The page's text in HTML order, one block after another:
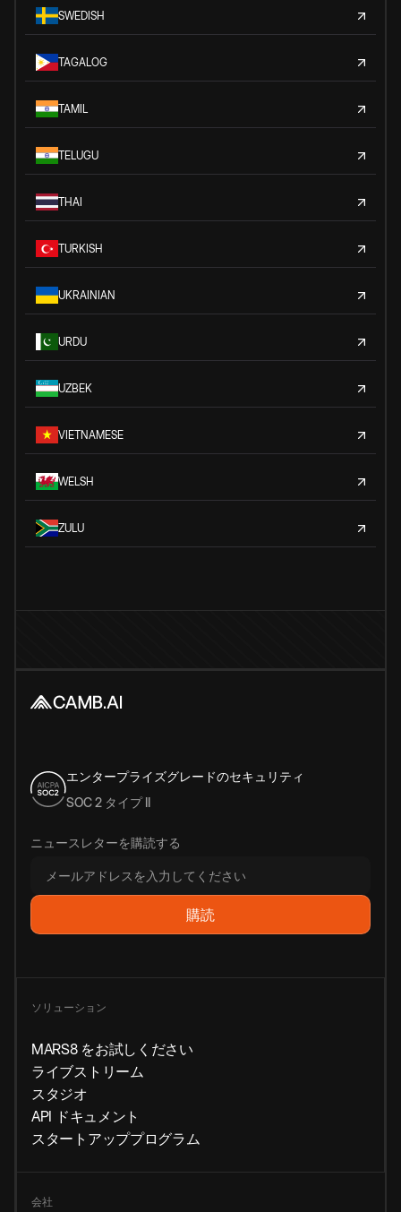
SWEDISH
TAGALOG
TAMIL
TELUGU
THAI
TURKISH
UKRAINIAN
URDU
UZBEK
VIETNAMESE
WELSH
ZULU
エンタープライズグレードのセキュリティ
SOC 2 タイプ II
ニュースレターを購読する
ソリューション
MARS8 をお試しください
ライブストリーム
スタジオ
API ドキュメント
スタートアッププログラム
会社